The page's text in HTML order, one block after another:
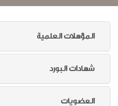
المؤهلات العلمية
شهادات البورد
العضويات